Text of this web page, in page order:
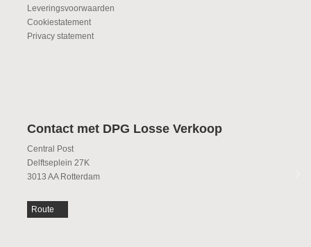
Leveringsvoorwaarden
Cookiestatement
Privacy statement
Contact met DPG Losse Verkoop
Central Post
Delftseplein 27K
3013 AA Rotterdam
Route